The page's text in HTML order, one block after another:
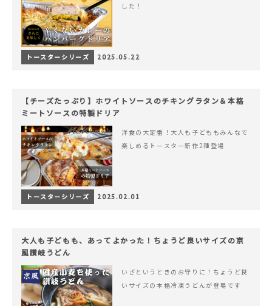
した！
トースターシリーズ 2025.05.22
【チーズたっぷり】ホワイトソースのチキングラタン＆本格
ミートソースの特製ドリア
洋食の大定番！大人も子どももみんなで
楽しめるトースター新作2種登場
トースターシリーズ 2025.02.01
大人も子どもも、あってよかった！ちょうど良いサイズの京
風讃岐うどん
いざというときのお守りに！ちょうど良
いサイズの本格冷凍うどんが登場です